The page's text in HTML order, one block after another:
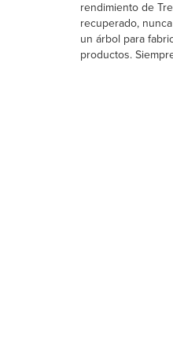
rendimiento de
recuperado,
un árbol para
productos.